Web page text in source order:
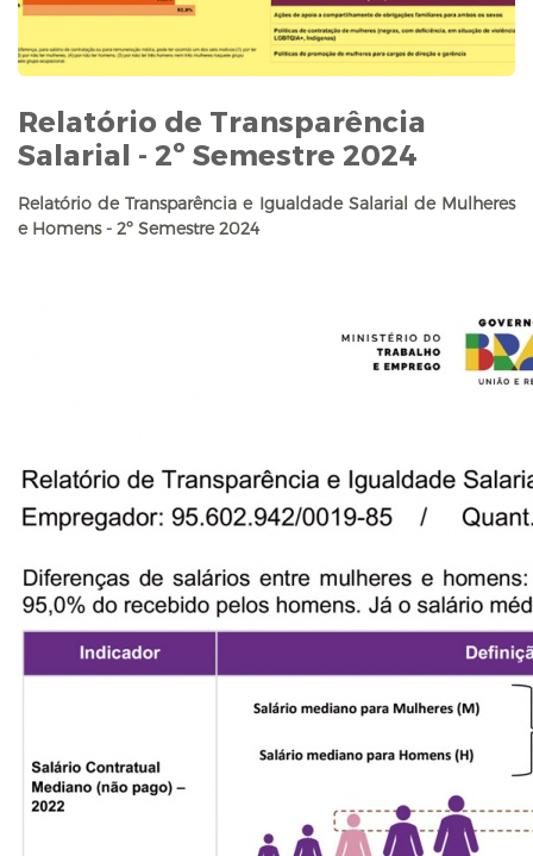
Relatório de Transparência
Salarial - 2º Semestre 2024
Relatório de Transparência e Igualdade Salarial de Mulheres
e Homens - 2º Semestre 2024